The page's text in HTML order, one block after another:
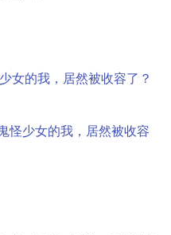
女的我，居然被收容了？
怪少女的我，居然被收容